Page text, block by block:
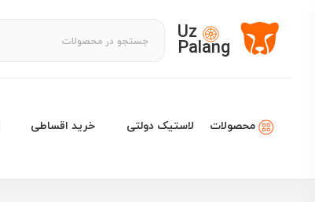
Uz
Palang
محصولات لاستیک دولتی خرید اقساطی